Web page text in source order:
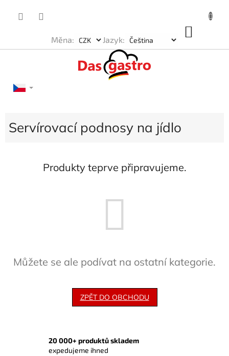
Měna: Jazyk:
Servírovací podnosy na jídlo
Produkty teprve připravujeme.
Můžete se ale podívat na ostatní kategorie.
ZPĚT DO OBCHODU
20 000+ produktů skladem
expedujeme ihned